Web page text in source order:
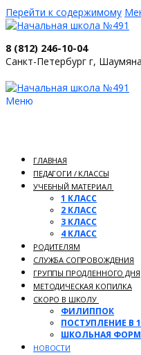
Перейти к содержимому
8 (812) 246-10-04
Санкт-Петербург г,
Меню
ГЛАВНАЯ
ПЕДАГОГИ / КЛАССЫ
УЧЕБНЫЙ МАТЕРИАЛ
1 КЛАСС
2 КЛАСС
3 КЛАСС
4 КЛАСС
РОДИТЕЛЯМ
СЛУЖБА СОПРОВОЖДЕНИЯ
ГРУППЫ ПРОДЛЕННОГО ДНЯ
МЕТОДИЧЕСКАЯ КОПИЛКА
СКОРО В ШКОЛУ
ФИЛИППОК
ПОСТУПЛЕНИЕ В
ШКОЛЬНАЯ
НОВОСТИ